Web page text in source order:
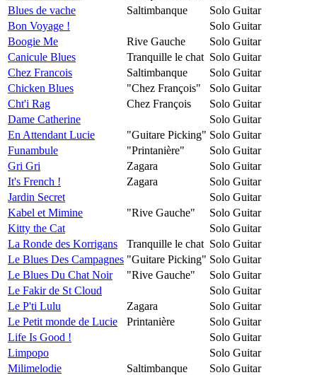
Blues de vache
Saltimbanque
Solo Guitar
Bon Voyage !
Solo Guitar
Boogie Me
Rive Gauche
Solo Guitar
Canicule Blues
Tranquille le chat Solo Guitar
Chez Francois
Saltimbanque
Solo Guitar
Chicken Blues
"Chez François"
Solo Guitar
Cht'i Rag
Chez François
Solo Guitar
Dame Catherine
Solo Guitar
En Attendant Lucie
"Guitare Picking" Solo Guitar
Funambule
"Printanière"
Solo Guitar
Gri Gri
Zagara
Solo Guitar
It's French !
Zagara
Solo Guitar
Jardin Secret
Solo Guitar
Kabel et Mimine
"Rive Gauche"
Solo Guitar
Kitty the Cat
Solo Guitar
La Ronde des Korrigans
Tranquille le chat Solo Guitar
Le Blues Des Campagnes "Guitare Picking" Solo Guitar
Le Blues Du Chat Noir
"Rive Gauche"
Solo Guitar
Le Fakir de St Cloud
Solo Guitar
Le P'ti Lulu
Zagara
Solo Guitar
Le Petit monde de Lucie
Printanière
Solo Guitar
Life Is Good !
Solo Guitar
Limpopo
Solo Guitar
Milimelodie
Saltimbanque
Solo Guitar